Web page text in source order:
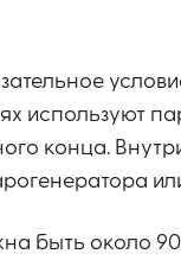
используют
конца.
быть около